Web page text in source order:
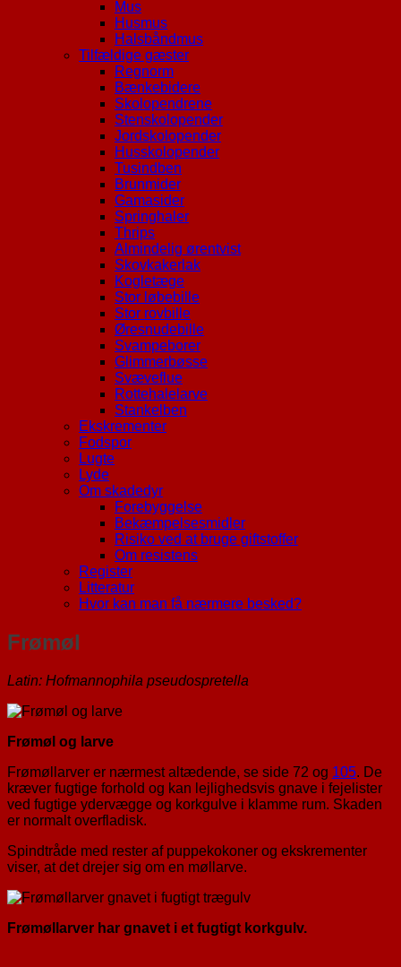
Mus
Husmus
Halsbåndmus
Tilfældige gæster
Regnorm
Bænkebidere
Skolopendrene
Stenskolopender
Jordskolopender
Husskolopender
Tusindben
Brunmider
Gamasider
Springhaler
Thrips
Almindelig ørentvist
Skovkakerlak
Kogletæge
Stor løbebille
Stor rovbille
Øresnudebille
Svampeborer
Glimmerbøsse
Svæveflue
Rottehalelarve
Stankelben
Ekskrementer
Fodspor
Lugte
Lyde
Om skadedyr
Forebyggelse
Bekæmpelsesmidler
Risiko ved at bruge giftstoffer
Om resistens
Register
Litteratur
Hvor kan man få nærmere besked?
Frømøl
Latin: Hofmannophila pseudospretella
Frømøl og larve
Frømøllarver er nærmest altædende, se side 72 og 105. De
kræver fugtige forhold og kan lejlighedsvis gnave i fejelister
ved fugtige ydervægge og korkgulve i klamme rum. Skaden
er normalt overfladisk.
Spindtråde med rester af puppekokoner og ekskrementer
viser, at det drejer sig om en møllarve.
Frømøllarver har gnavet i et fugtigt korkgulv.